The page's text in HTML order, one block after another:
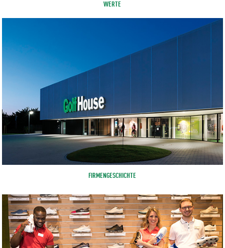
WERTE
FIRMENGESCHICHTE